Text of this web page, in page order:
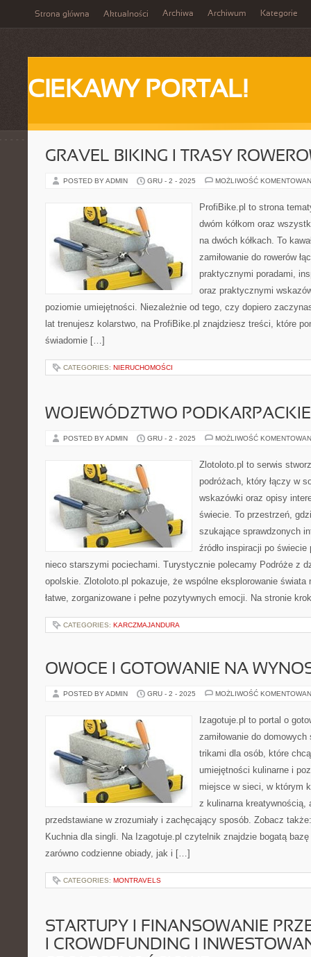
Strona główna Aktualności Archiwa Archiwum Kategorie
CIEKAWY PORTAL!
GRAVEL BIKING I TRASY
POSTED BY ADMIN GRU - 2 - 2025 MOŻLIWOŚĆ
ProfiBike.pl to strona
dwóm kółkom oraz
na dwóch kółkach. To
zamiłowanie do rowerów
praktycznymi poradami,
oraz praktycznymi
poziomie umiejętności. Niezależnie od tego, czy dopiero
lat trenujesz kolarstwo, na ProfiBike.pl znajdziesz treści, które
świadomie […]
CATEGORIES: NIERUCHOMOŚCI
WOJEWÓDZTWO
POSTED BY ADMIN GRU - 2 - 2025 MOŻLIWOŚĆ
Zlotoloto.pl to serwis
podróżach, który łączy w
wskazówki oraz opisy
świecie. To przestrzeń,
szukające sprawdzonych
źródło inspiracji po
nieco starszymi pociechami. Turystycznie polecamy Podróże z
opolskie. Zlotoloto.pl pokazuje, że wspólne eksplorowanie świata
łatwe, zorganizowane i pełne pozytywnych emocji. Na stronie
CATEGORIES: KARCZMAJANDURA
OWOCE I GOTOWANIE NA
POSTED BY ADMIN GRU - 2 - 2025 MOŻLIWOŚĆ
Izagotuje.pl to portal o
zamiłowanie do
trikami dla osób, które
umiejętności kulinarne i
miejsce w sieci, w którym
z kulinarna kreatywnością,
przedstawiane w zrozumiały i zachęcający sposób. Zobacz
Kuchnia dla singli. Na Izagotuje.pl czytelnik znajdzie bogatą
zarówno codzienne obiady, jak i […]
CATEGORIES: MONTRAVELS
STARTUPY I FINANSOWANIE
I CROWDFUNDING I